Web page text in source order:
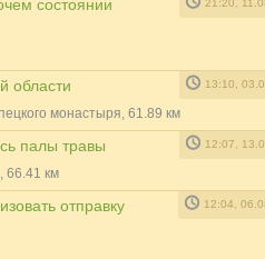
состоянии
21:20,
области 13:10,
монастыря, 61.89 км
палы травы 12:07,
66.41 км
отправку
12:04,